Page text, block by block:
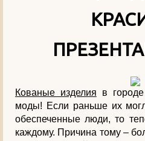
Кованые изделия в
моды! Если раньше их
обеспеченные люди, то
каждому. Причина тому –